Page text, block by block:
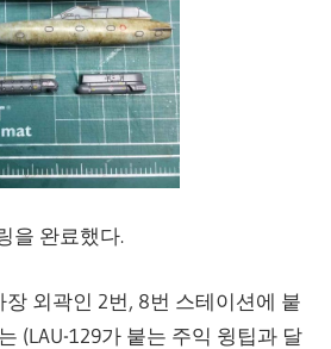
을 완료했다.
장 외곽인 2번, 8번 스테이션에 붙
(LAU-129가 붙는 주익 윙팁과 달